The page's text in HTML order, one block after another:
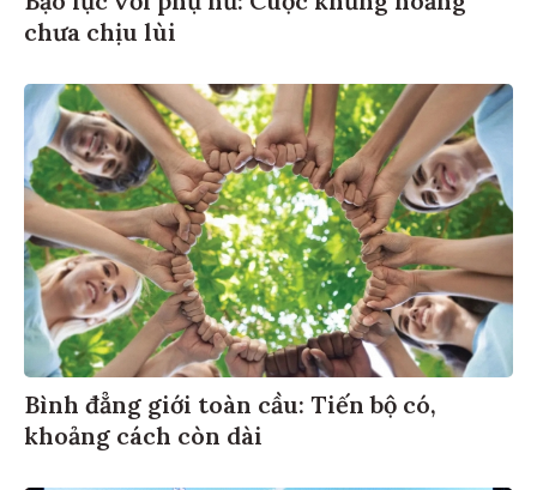
chưa chịu lùi
Bình đẳng giới toàn cầu: Tiến bộ có,
khoảng cách còn dài